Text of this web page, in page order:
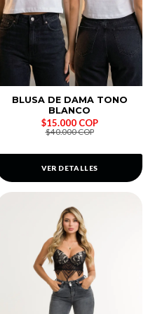
BLUSA DE DAMA TONO
BLANCO
$15.000 COP
$40.000 COP
VER DETALLES